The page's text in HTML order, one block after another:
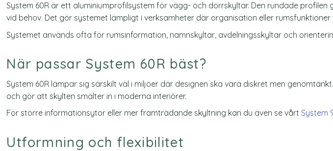
System 60R är ett aluminiumprofilsystem för vägg- och dörrskyltar. Den rundade
vid behov. Det gör systemet lämpligt i verksamheter där organisation eller
Systemet används ofta för rumsinformation, namnskyltar, avdelningsskyltar och
När passar System 60R bäst?
System 60R lämpar sig särskilt väl i miljöer där designen ska vara diskret men
och gör att skylten smälter in i moderna interiörer.
För större informationsytor eller mer framträdande skyltning kan du även se vårtSystem
Utformning och flexibilitet